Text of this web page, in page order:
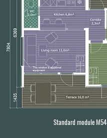
Standard module M54